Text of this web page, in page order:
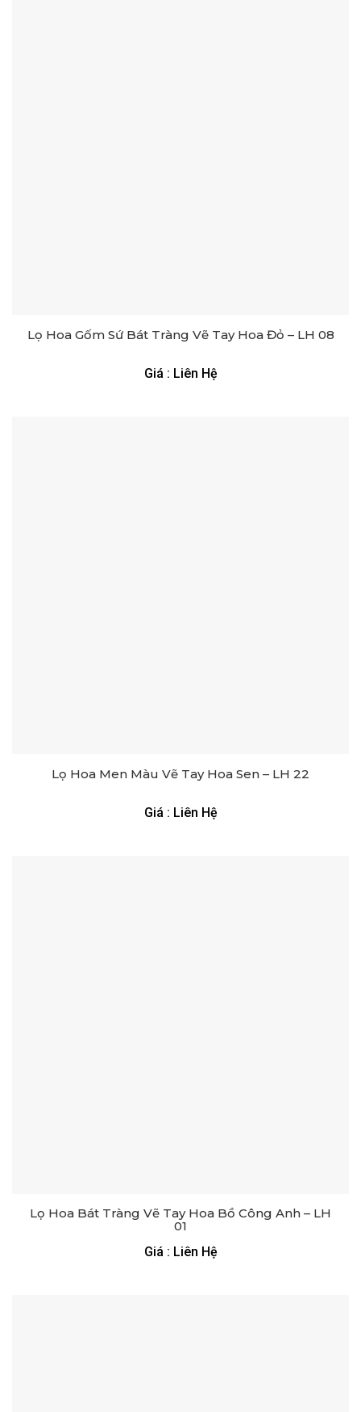
Lọ Hoa Gốm Sứ Bát Tràng Vẽ Tay Hoa Đỏ – LH 08
Giá : Liên Hệ
Lọ Hoa Men Màu Vẽ Tay Hoa Sen – LH 22
Giá : Liên Hệ
Lọ Hoa Bát Tràng Vẽ Tay Hoa Bồ Công Anh – LH
01
Giá : Liên Hệ